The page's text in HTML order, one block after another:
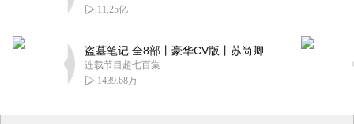
11.25亿
连载节目超七百集
1439.68万